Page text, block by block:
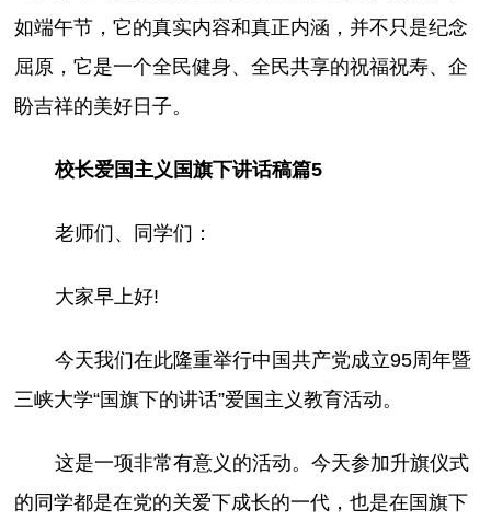
如端午节，它的真实内容和真正内涵，并不只是纪念
屈原，它是一个全民健身、全民共享的祝福祝寿、企
盼吉祥的美好日子。
校长爱国主义国旗下讲话稿篇5
老师们、同学们：
大家早上好!
今天我们在此隆重举行中国共产党成立95周年暨
三峡大学“国旗下的讲话”爱国主义教育活动。
这是一项非常有意义的活动。今天参加升旗仪式
的同学都是在党的关爱下成长的一代，也是在国旗下